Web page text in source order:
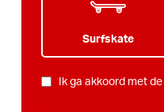
Surfskate
PRIVACY*
Ik ga akkoord met de